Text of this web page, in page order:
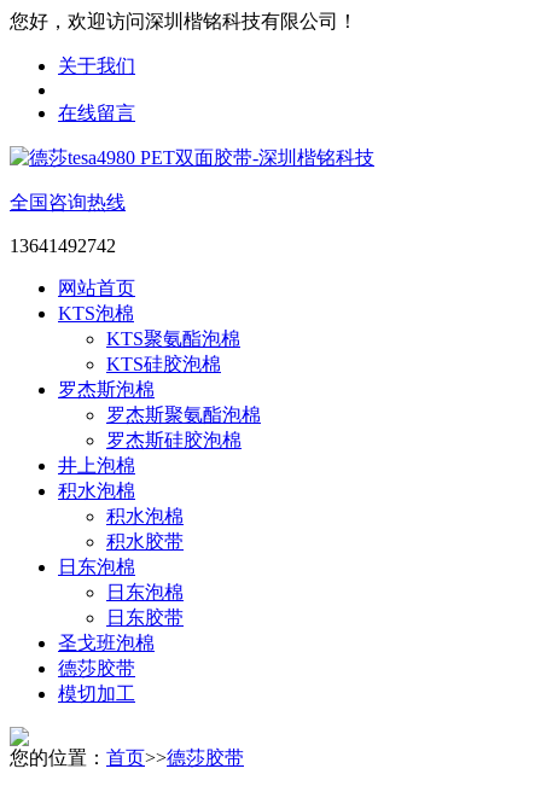
您好，欢迎访问深圳楷铭科技有限公司！
关于我们
在线留言
全国咨询热线
13641492742
网站首页
KTS泡棉
KTS聚氨酯泡棉
KTS硅胶泡棉
罗杰斯泡棉
罗杰斯聚氨酯泡棉
罗杰斯硅胶泡棉
井上泡棉
积水泡棉
积水泡棉
积水胶带
日东泡棉
日东泡棉
日东胶带
圣戈班泡棉
德莎胶带
模切加工
您的位置： 首页>>德莎胶带